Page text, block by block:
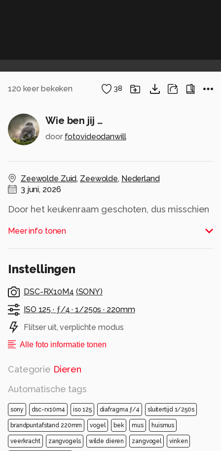
120 keer bekeken 38
Wie ben jij …
door fotovideodanwill
Zeewolde Zuid, Zeewolde, Nederland
3 juni, 2026
Door het keukenraam geschoten, dus misschien
Meer info tonen
Instellingen
DSC-RX10M4 (SONY)
ISO 125 · ƒ/4 ·1/250s · 220mm
Flitser uit, verplichte modus
Alle foto informatie tonen
Categorie Dieren
Automatische tags
sony dsc-rx10m4 iso 125 diafragma ƒ/4 sluitertijd 1/250s
brandpuntafstand 220mm vogel bek mus huismus
veerkracht zangvogels wilde dieren zangvogel vinken